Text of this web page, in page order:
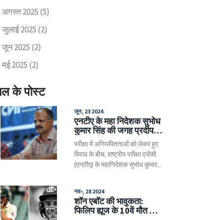
अगस्त 2025 (5)
जुलाई 2025 (2)
जून 2025 (2)
मई 2025 (2)
के पोस्ट
जून, 23 2024
एनटीए के महा निदेशक सुभोध
कुमार सिंह की जगह प्रदीप
सिंह खरोला नियुक्त, नीट
विवाद के बीच बड़ा बदलाव
परीक्षा में अनियमितताओं को लेकर हुए
विवाद के बीच, राष्ट्रीय परीक्षा एजेंसी
(एनटीए) के महानिदेशक सुभोध कुमार
'अनिवार्य प्रतीक्षा' पर रखी गई हैं।
प्रदूषण नियंत्रण बोर्ड के चेयरमैन
प्रदीप सिंह खरोला को एनटीए का
नव॰, 28 2024
शॉन एबॉट की भावुकता:
फिलिप ह्यूज के 10वें मौत की